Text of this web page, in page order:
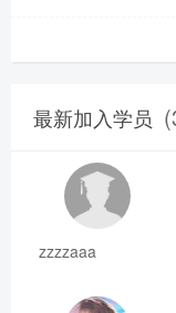
最新加入学员
zzzzaaa